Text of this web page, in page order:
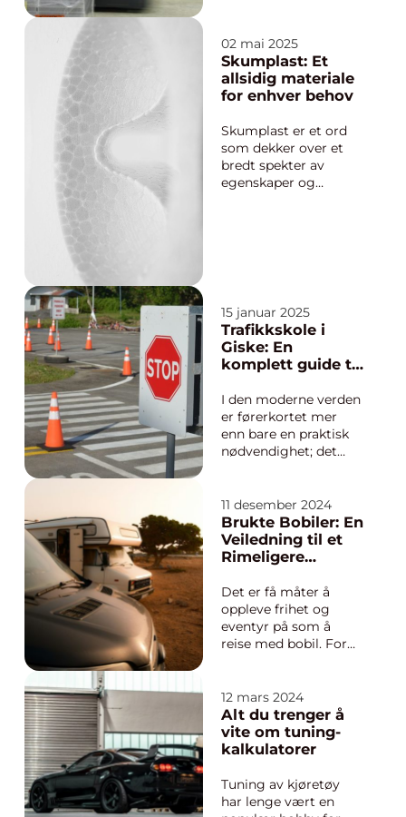
sertifikatet
dokumenterer at
føreren har nødvendig
kompetanse for å
02 mai 2025
Skumplast: Et
allsidig materiale
for enhver behov
Skumplast er et ord
som dekker over et
bredt spekter av
egenskaper og
mange. Men hva er
egentlig skumplast,
og hvorfor er det...
15 januar 2025
Trafikkskole i
Giske: En
komplett guide til
g
I den moderne verden
er førerkortet mer
enn bare en praktisk
nødvendighet; det
frihet til å utforske
både nært og fjernt.
For innbyggere i
Ålesund og omegn,
ik...
11 desember 2024
Brukte Bobiler: En
Veiledning til et
Rimeligere
Det er få måter å
oppleve frihet og
eventyr på som å
reise med bobil. For
fleksibilitet og frihet,
men kostnadene for
en ny bobil kan være
avskrekkende. Dette
12 mars 2024
Alt du trenger å
vite om tuning-
kalkulatorer
Tuning av kjøretøy
har lenge vært en